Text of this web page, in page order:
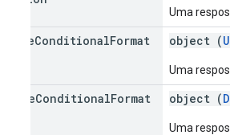
Uma
updateConditionalFormat
object (
Uma
deleteConditionalFormat
object (
Uma